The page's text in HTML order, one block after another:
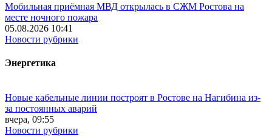
Мобильная приёмная МВД открылась в СЖМ Ростова на
месте ночного пожара
05.08.2026 10:41
Новости рубрики
Энергетика
Новые кабельные линии построят в Ростове на Нагибина из-
за постоянных аварий
вчера, 09:55
Новости рубрики